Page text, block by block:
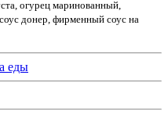
огурец маринованный,
донер, фирменный соус на
еды